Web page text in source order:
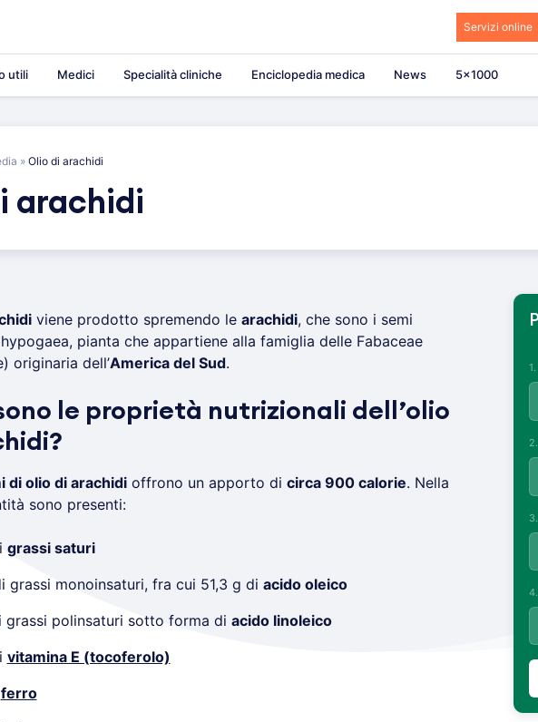
Servizi online
utili Medici Specialità cliniche Enciclopedia medica News 5×1000
» Olio di arachidi
arachidi
viene prodotto spremendo le arachidi, che sono i semi
hypogaea, pianta che appartiene alla famiglia delle Fabaceae
originaria dell’America del Sud.
le proprietà nutrizionali dell’olio
di olio di arachidioffrono un apporto di circa 900 calorie. Nella
sono presenti:
grassi saturi
grassi monoinsaturi, fra cui 51,3 g di acido oleico
grassi polinsaturi sotto forma di acido linoleico
vitamina E (tocoferolo)
ferro